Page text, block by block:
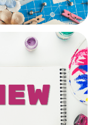
ערכות יצירה